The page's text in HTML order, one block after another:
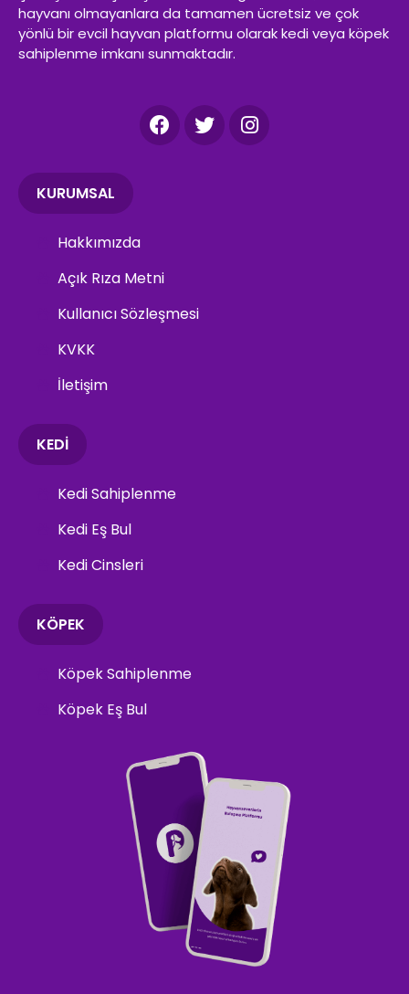
hayvanı olmayanlara da tamamen ücretsiz ve çok
yönlü bir evcil hayvan platformu olarak kedi veya köpek
sahiplenme imkanı sunmaktadır.
KURUMSAL
Hakkımızda
Açık Rıza Metni
Kullanıcı Sözleşmesi
KVKK
İletişim
KEDİ
Kedi Sahiplenme
Kedi Eş Bul
Kedi Cinsleri
KÖPEK
Köpek Sahiplenme
Köpek Eş Bul